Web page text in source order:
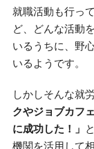
就職活動も行っ
ど、どんな活動
いるうちに、野
いるようです。
しかしそんな就
クやジョブカフ
に成功した！」
機関を活用して